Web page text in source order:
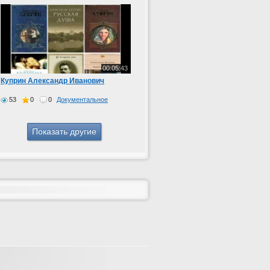
00:05:43
Куприн Александр Иванович
53 0 0 Документальное